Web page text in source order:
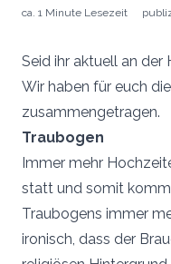
ca. 1 Minute Lesezeit
Seid ihr aktuell an
Wir haben für euch
zusammengetragen.
Traubogen
Immer mehr
statt und somit
Traubogens immer
ironisch, dass der